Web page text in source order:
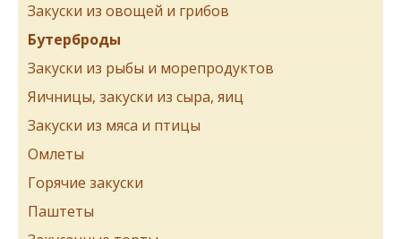
Закуски из овощей и грибов
Бутерброды
Закуски из рыбы и морепродуктов
Яичницы, закуски из сыра, яиц
Закуски из мяса и птицы
Омлеты
Горячие закуски
Паштеты